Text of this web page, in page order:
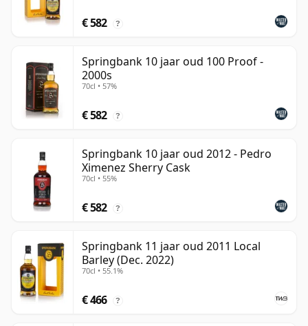
€ 582 ?
Springbank 10 jaar oud 100 Proof -
2000s
70cl • 57%
€ 582 ?
Springbank 10 jaar oud 2012 - Pedro
Ximenez Sherry Cask
70cl • 55%
€ 582 ?
Springbank 11 jaar oud 2011 Local
Barley (Dec. 2022)
70cl • 55.1%
€ 466 ?